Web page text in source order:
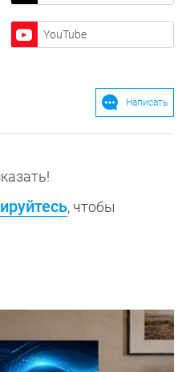
YouTube
Написать
, чтобы